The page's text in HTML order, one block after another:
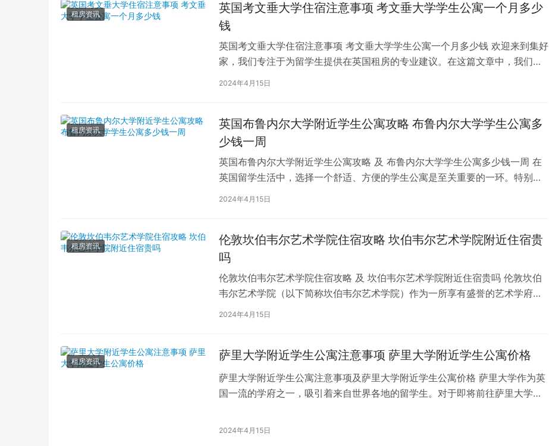
租房资讯
英国考文垂大学住宿注意事项 考文垂大学学生公寓一个月多少
钱
英国考文垂大学住宿注意事项 考文垂大学学生公寓一个月多少钱 欢迎来到集好
家，我们专注于为留学生提供在英国租房的专业建议。在这篇文章中，我们将
深入探讨英国考文垂大学住宿的注意事项，以…
2024年4月15日
租房资讯
英国布鲁内尔大学附近学生公寓攻略 布鲁内尔大学学生公寓多
少钱一周
英国布鲁内尔大学附近学生公寓攻略 及 布鲁内尔大学学生公寓多少钱一周 在
英国留学生活中，选择一个舒适、方便的学生公寓是至关重要的一环。特别是
2024年4月15日
租房资讯
伦敦坎伯韦尔艺术学院住宿攻略 坎伯韦尔艺术学院附近住宿贵
吗
伦敦坎伯韦尔艺术学院住宿攻略 及 坎伯韦尔艺术学院附近住宿贵吗 伦敦坎伯
韦尔艺术学院（以下简称坎伯韦尔艺术学院）作为一所享有盛誉的艺术学府，
吸引了全球各地的学子前来学习。而对于即将…
2024年4月15日
租房资讯 萨里大学附近学生公寓注意事项 萨里大学附近学生公寓价格
萨里大学附近学生公寓注意事项及萨里大学附近学生公寓价格 萨里大学作为英
国一流的学府之一，吸引着来自世界各地的留学生。对于即将前往萨里大学就
2024年4月15日